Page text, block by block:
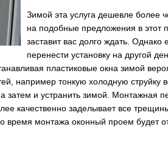
Зимой эта услуга дешевле более
на подобные предложения в этот
заставит вас долго ждать.
перенести установку на другой
пластиковые окна зимой
например тонкую холодную
затем и устранить зимой. Монтажная
качественно заделывает все
время монтажа оконный проем будет